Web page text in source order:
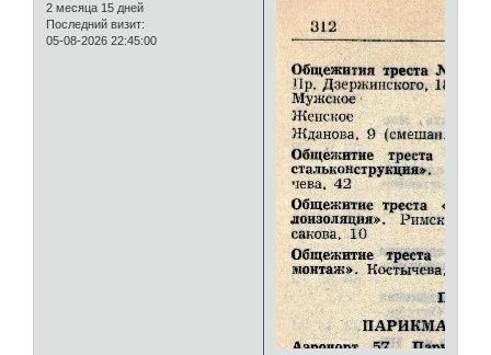
2 месяца 15 дней
Последний визит:
05-08-2026 22:45:00